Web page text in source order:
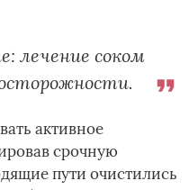
лечение соком
активное
срочную
пути очистились